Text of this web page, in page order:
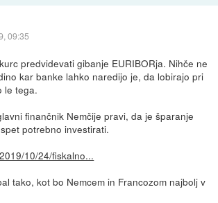
09:35
predvidevati gibanje EURIBORja. Nihče ne
kar banke lahko naredijo je, da lobirajo pri
le tega.
finančnik Nemčije pravi, da je šparanje
potrebno investirati.
10/24/fiskalno...
tako, kot bo Nemcem in Francozom najbolj v